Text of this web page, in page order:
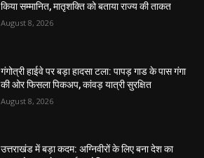
किया सम्मानित, मातृशक्ति को बताया राज्य की ताकत
August 8, 2026
गंगोत्री हाईवे पर बड़ा हादसा टला: पापड़ गाड के पास गंगा
की ओर फिसला पिकअप, कांवड़ यात्री सुरक्षित
August 8, 2026
उत्तराखंड में बड़ा कदम: अग्निवीरों के लिए बना देश का